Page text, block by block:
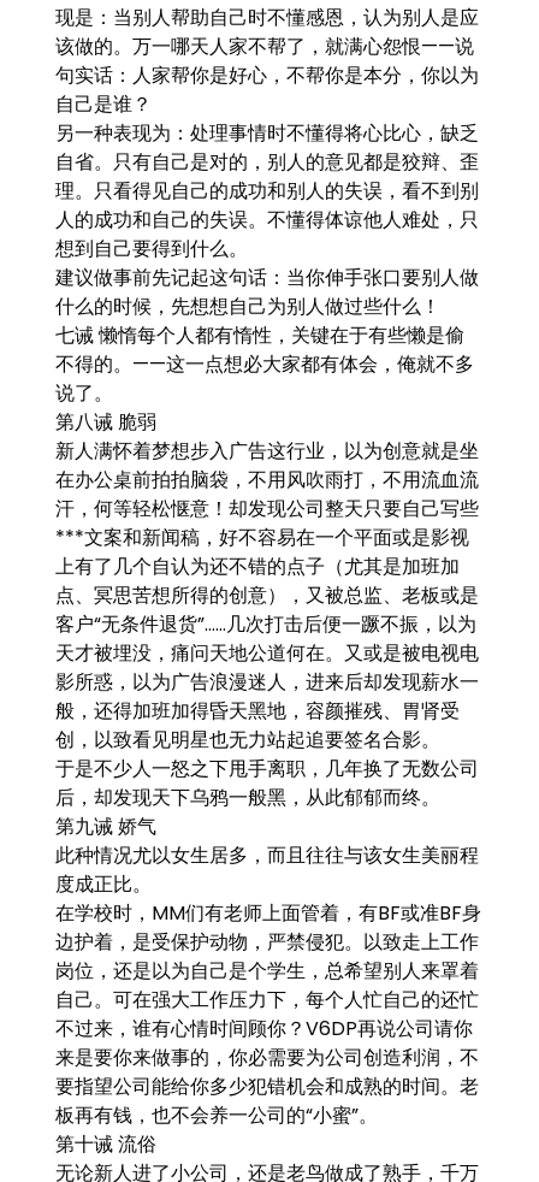
现是：当别人帮助自己时不懂感恩，认为别人是应
该做的。万一哪天人家不帮了，就满心怨恨——说
句实话：人家帮你是好心，不帮你是本分，你以为
自己是谁？
另一种表现为：处理事情时不懂得将心比心，缺乏
自省。只有自己是对的，别人的意见都是狡辩、歪
理。只看得见自己的成功和别人的失误，看不到别
人的成功和自己的失误。不懂得体谅他人难处，只
想到自己要得到什么。
建议做事前先记起这句话：当你伸手张口要别人做
什么的时候，先想想自己为别人做过些什么！
七诫 懒惰每个人都有惰性，关键在于有些懒是偷
不得的。——这一点想必大家都有体会，俺就不多
说了。
第八诫 脆弱
新人满怀着梦想步入广告这行业，以为创意就是坐
在办公桌前拍拍脑袋，不用风吹雨打，不用流血流
汗，何等轻松惬意！却发现公司整天只要自己写些
***文案和新闻稿，好不容易在一个平面或是影视
上有了几个自认为还不错的点子（尤其是加班加
点、冥思苦想所得的创意），又被总监、老板或是
客户“无条件退货”……几次打击后便一蹶不振，以为
天才被埋没，痛问天地公道何在。又或是被电视电
影所惑，以为广告浪漫迷人，进来后却发现薪水一
般，还得加班加得昏天黑地，容颜摧残、胃肾受
创，以致看见明星也无力站起追要签名合影。
于是不少人一怒之下甩手离职，几年换了无数公司
后，却发现天下乌鸦一般黑，从此郁郁而终。
第九诫 娇气
此种情况尤以女生居多，而且往往与该女生美丽程
度成正比。
在学校时，MM们有老师上面管着，有BF或准BF身
边护着，是受保护动物，严禁侵犯。以致走上工作
岗位，还是以为自己是个学生，总希望别人来罩着
自己。可在强大工作压力下，每个人忙自己的还忙
不过来，谁有心情时间顾你？V6DP再说公司请你
来是要你来做事的，你必需要为公司创造利润，不
要指望公司能给你多少犯错机会和成熟的时间。老
板再有钱，也不会养一公司的“小蜜”。
第十诫 流俗
无论新人进了小公司，还是老鸟做成了熟手，千万